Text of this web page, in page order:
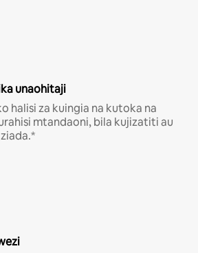
unaohitaji
halisi za kuingia na kutoka na
mtandaoni, bila kujizatiti au